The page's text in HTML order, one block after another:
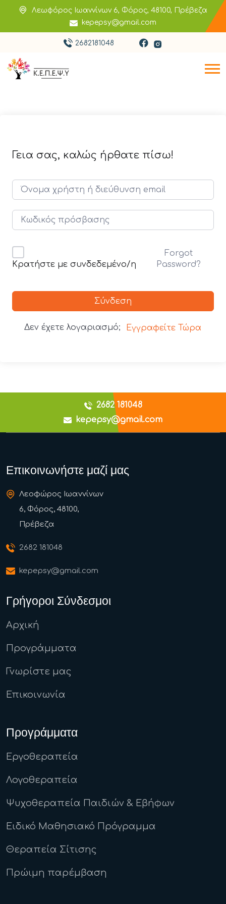
Λεωφόρος Ιωαννίνων 6, Φόρος, 48100, Πρέβεζα
kepepsy@gmail.com
2682181048
Γεια σας, καλώς ήρθατε πίσω!
Κρατήστε με συνδεδεμένο/η
Forgot
Password?
Σύνδεση
Δεν έχετε λογαριασμό; Εγγραφείτε Τώρα
2682 181048
kepepsy@gmail.com
Επικοινωνήστε μαζί μας
Λεοφώρος Ιωαννίνων
6, Φόρος, 48100,
Πρέβεζα
2682 181048
kepepsy@gmail.com
Γρήγοροι Σύνδεσμοι
Αρχική
Προγράμματα
Γνωρίστε μας
Επικοινωνία
Προγράμματα
Εργοθεραπεία
Λογοθεραπεία
Ψυχοθεραπεία Παιδιών & Εβήφων
Ειδικό Μαθησιακό Πρόγραμμα
Θεραπεία Σίτισης
Πρώιμη παρέμβαση